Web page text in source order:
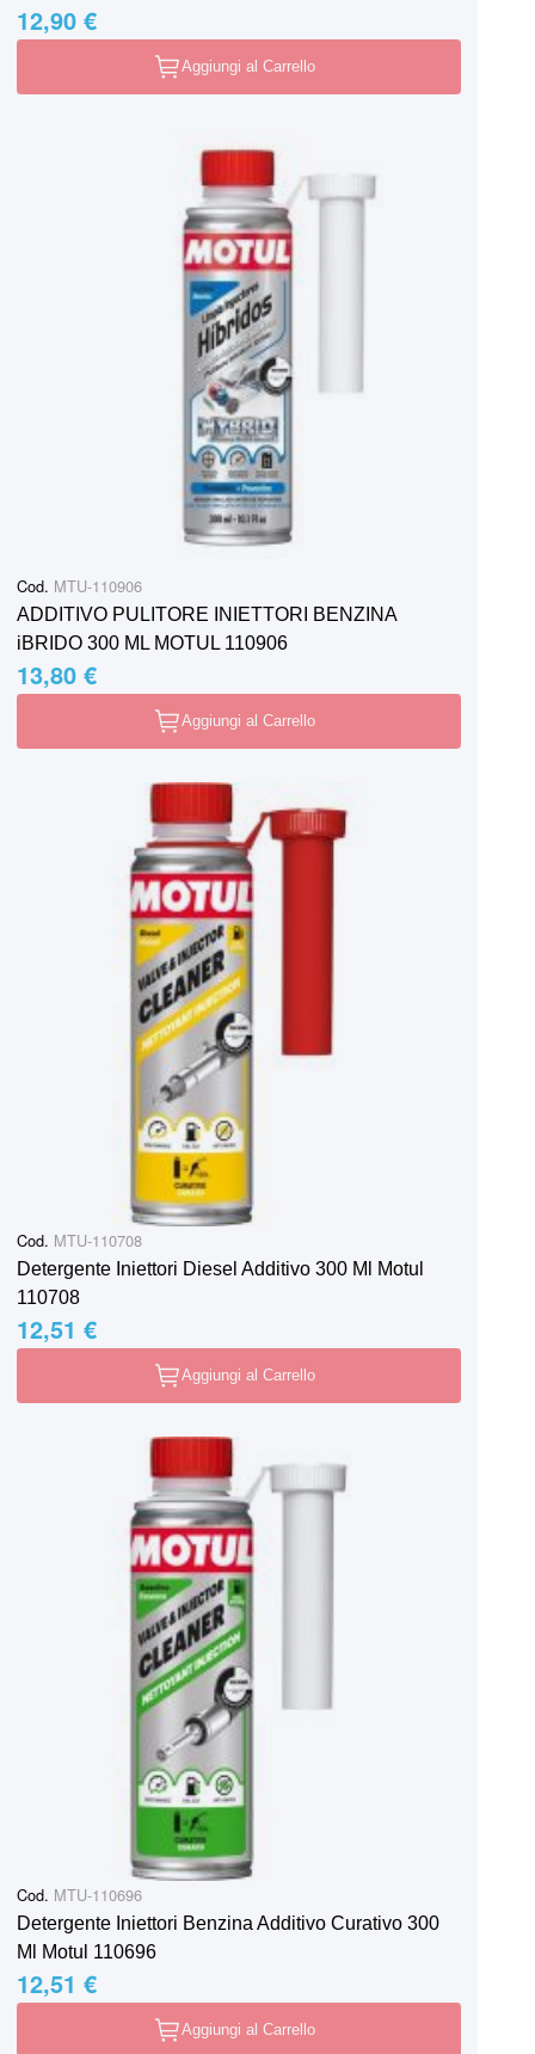
12,90 €
Aggiungi al Carrello
Cod. MTU-110906
ADDITIVO PULITORE INIETTORI BENZINA
iBRIDO 300 ML MOTUL 110906
13,80 €
Aggiungi al Carrello
Cod. MTU-110708
Detergente Iniettori Diesel Additivo 300 Ml Motul
110708
12,51 €
Aggiungi al Carrello
Cod. MTU-110696
Detergente Iniettori Benzina Additivo Curativo 300
Ml Motul 110696
12,51 €
Aggiungi al Carrello